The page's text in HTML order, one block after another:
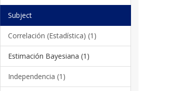
Subject
Correlación (Estadística) (1)
Estimación Bayesiana (1)
Independencia (1)